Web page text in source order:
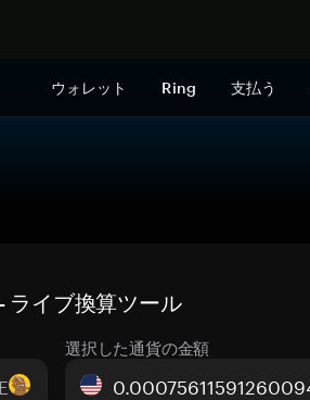
ウォレット Ring 支払う
イブ換算ツール
選択した通貨の金額